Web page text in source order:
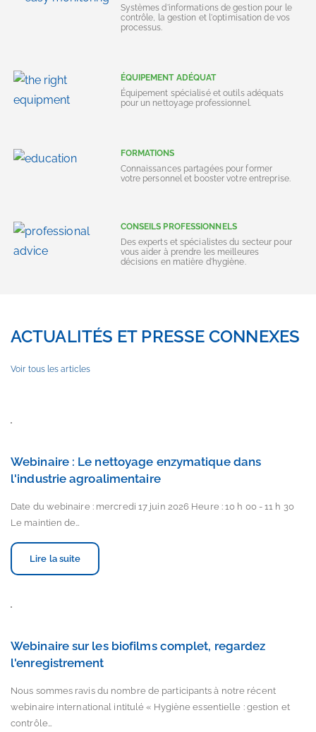
Systèmes d'informations de gestion pour le
contrôle, la gestion et l'optimisation de vos
processus.
ÉQUIPEMENT ADÉQUAT
Équipement spécialisé et outils adéquats
pour un nettoyage professionnel.
FORMATIONS
Connaissances partagées pour former
votre personnel et booster votre entreprise.
CONSEILS PROFESSIONNELS
Des experts et spécialistes du secteur pour
vous aider à prendre les meilleures
décisions en matière d'hygiène.
ACTUALITÉS ET PRESSE CONNEXES
Voir tous les articles
Webinaire : Le nettoyage enzymatique dans
l'industrie agroalimentaire
Date du webinaire : mercredi 17 juin 2026 Heure : 10 h 00 - 11 h 30
Le maintien de…
Lire la suite
Webinaire sur les biofilms complet, regardez
l'enregistrement
Nous sommes ravis du nombre de participants à notre récent
webinaire international intitulé « Hygiène essentielle : gestion et
contrôle…